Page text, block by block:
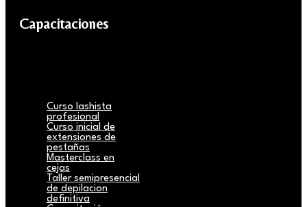
Capacitaciones
Curso lashista
profesional
Curso inicial de
extensiones de
pestañas
Masterclass en
cejas
Taller semipresencial
de depilacion
definitiva